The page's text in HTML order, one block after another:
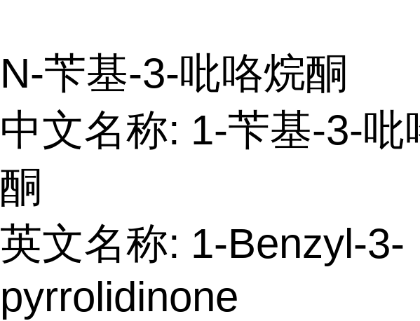
N-苄基-3-吡咯烷酮
中文名称: 1-苄基-3-吡
酮
英文名称: 1-Benzyl-3-
pyrrolidinone